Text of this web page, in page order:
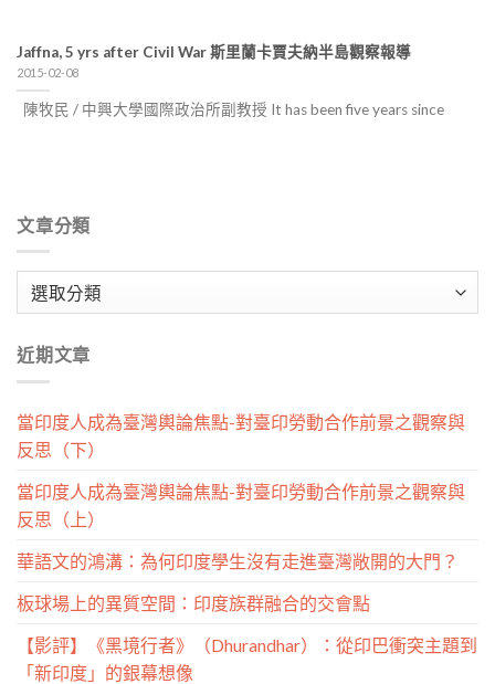
Jaffna, 5 yrs after Civil War 斯里蘭卡賈夫納半島觀察報導
2015-02-08
陳牧民 / 中興大學國際政治所副教授 It has been five years since
文章分類
章
類
近期文章
當印度人成為臺灣輿論焦點-對臺印勞動合作前景之觀察與
反思（下）
當印度人成為臺灣輿論焦點-對臺印勞動合作前景之觀察與
反思（上）
華語文的鴻溝：為何印度學生沒有走進臺灣敞開的大門？
板球場上的異質空間：印度族群融合的交會點
【影評】《黑境行者》（Dhurandhar）：從印巴衝突主題到
「新印度」的銀幕想像